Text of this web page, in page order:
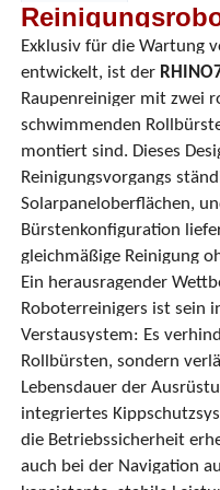
Über uns
Fabrik Tour
Qualitätskontrolle
Kontakt
Nachrichten
Alle Fälle
Exklusiv für die Wartung
entwickelt, ist der
Raupenreiniger mit zwei
schwimmenden
montiert sind. Dieses
Reinigungsvorgangs
Solarpaneloberflächen,
Bürstenkonfiguration
gleichmäßige Reinigung
Ein herausragender
Roboterreinigers ist sein
Verstausystem: Es
Rollbürsten, sondern
Lebensdauer der
integriertes
die Betriebssicherheit
auch bei der Navigation